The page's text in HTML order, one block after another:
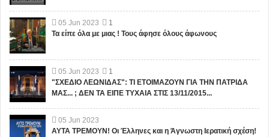
05 Jun 2023
1
Τα είπε όλα με μιας ! Τους άφησε όλους άφωνους
05 Jun 2023
1
"ΣΧΕΔΙΟ ΛΕΩΝΙΔΑΣ": ΤΙ ΕΤΟΙΜΑΖΟΥΝ ΓΙΑ ΤΗΝ ΠΑΤΡΙΔΑ
ΜΑΣ... ; ΔΕΝ ΤΑ ΕΙΠΕ ΤΥΧΑΙΑ ΣΤΙΣ 13/11/2015...
05 Jun 2023
ΑΥΤΑ ΤΡΕΜΟΥΝ! Οι Έλληνες και η Άγνωστη Ιερατική σχέση!